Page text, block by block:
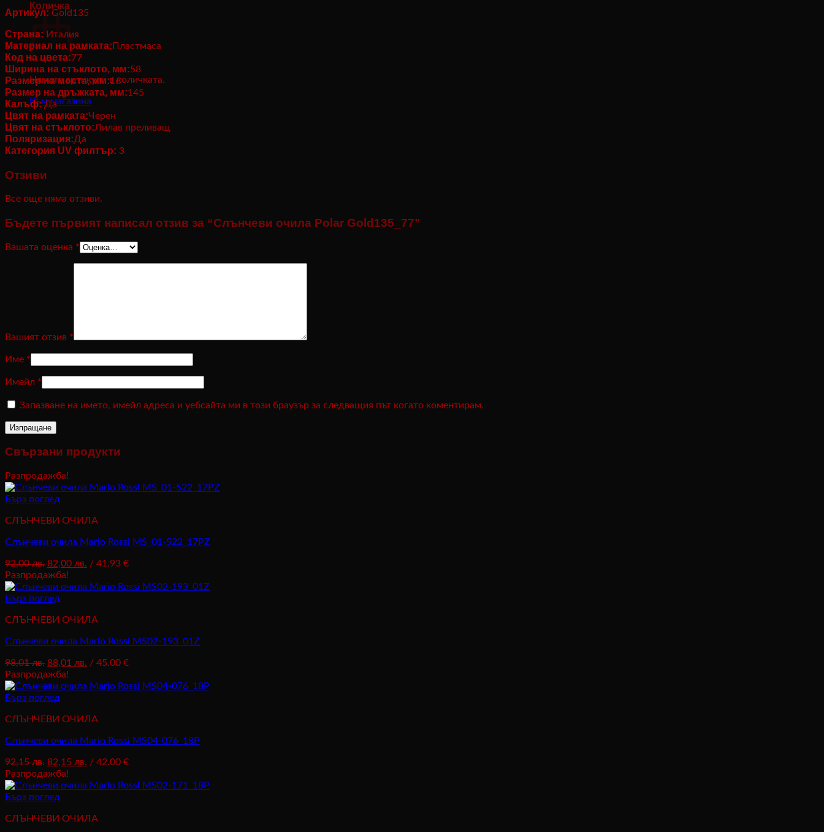
Количка
Нямате артикули в количката.
Към магазина
Артикул: Gold135
Страна: Италия
Материал на рамката: Пластмаса
Код на цвета:77
Ширина на стъклото, мм:58
Размер на моста, мм:16
Размер на дръжката, мм:145
Калъф:Да
Цвят на рамката:Черен
Цвят на стъклото:Лилав преливащ
Поляризация:Да
Категория UV филтър: 3
Отзиви
Все още няма отзиви.
Бъдете първият написал отзив за “Слънчеви очила Polar Gold135_77”
Вашата оценка *
Вашият отзив *
Име *
Имейл *
Запазване на името, имейл адреса и уебсайта ми в този браузър за следващия път когато коментирам.
Свързани продукти
Разпродажба!
Бърз поглед
СЛЪНЧЕВИ ОЧИЛА
Слънчеви очила Mario Rossi MS_01-522_17PZ
92,00лв. Original
price
was:
92,00 лв..
82,00 лв. Текущата
е:
/ 41.93 €
Разпродажба!
Бърз поглед
СЛЪНЧЕВИ ОЧИЛА
Слънчеви очила Mario Rossi MS02-193_01Z
98,01лв. Original
price
was:
98,01 лв..
88,01 лв. Текущата
е:
/ 45.00 €
Разпродажба!
Бърз поглед
СЛЪНЧЕВИ ОЧИЛА
Слънчеви очила Mario Rossi MS04-076_18P
92,15лв. Original
price
was:
92,15 лв..
82,15 лв. Текущата
е:
/ 42.00 €
Разпродажба!
Бърз поглед
СЛЪНЧЕВИ ОЧИЛА